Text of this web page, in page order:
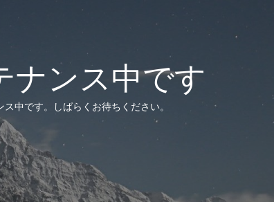
ナンス中です
ス中です。しばらくお待ちください。